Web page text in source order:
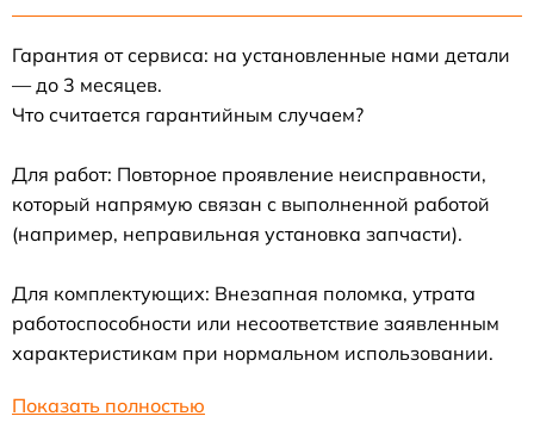
Гарантия от сервиса: на установленные нами детали
— до 3 месяцев.
Что считается гарантийным случаем?
Для работ: Повторное проявление неисправности,
который напрямую связан с выполненной работой
(например, неправильная установка запчасти).
Для комплектующих: Внезапная поломка, утрата
работоспособности или несоответствие заявленным
характеристикам при нормальном использовании.
Показать полностью